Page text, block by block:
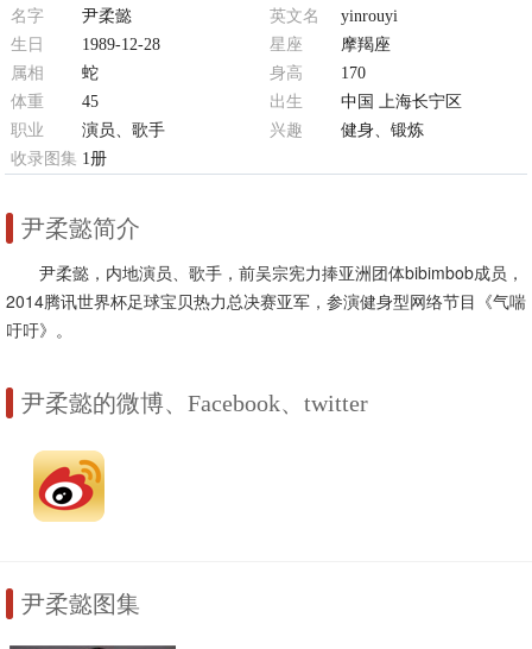
名字 尹柔懿 英文名
yinrouyi
生日
1989-12-28 星座
摩羯座
属相
蛇 身高
170
体重
45 出生
中国 上海长宁区
职业
演员、歌手 兴趣
健身、锻炼
收录图集 1册
尹柔懿简介
尹柔懿，内地演员、歌手，前吴宗宪力捧亚洲团体bibimbob成员，
2014腾讯世界杯足球宝贝热力总决赛亚军，参演健身型网络节目《气喘
吁吁》。
尹柔懿的微博、Facebook、twitter
尹柔懿图集